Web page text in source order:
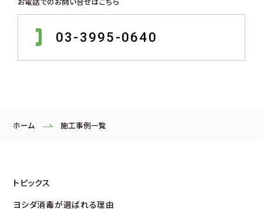
03-3995-0640
ホーム 施工事例一覧
トピックス
ヨシダ消毒が選ばれる理由